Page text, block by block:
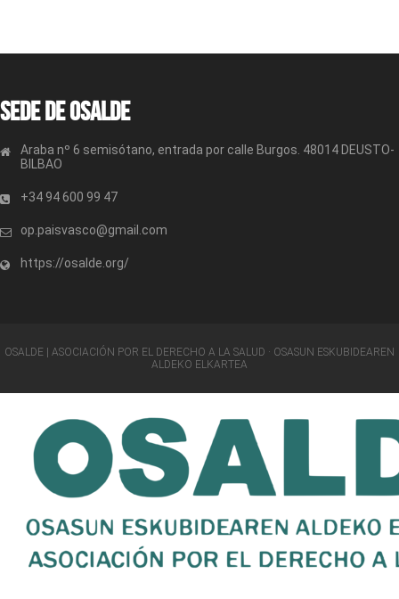
Sede de OSALDE
Araba nº 6 semisótano, entrada por calle Burgos. 48014 DEUSTO-
BILBAO
+34 94 600 99 47
op.paisvasco@gmail.com
https://osalde.org/
OSALDE | ASOCIACIÓN POR EL DERECHO A LA SALUD · OSASUN ESKUBIDEAREN
ALDEKO ELKARTEA